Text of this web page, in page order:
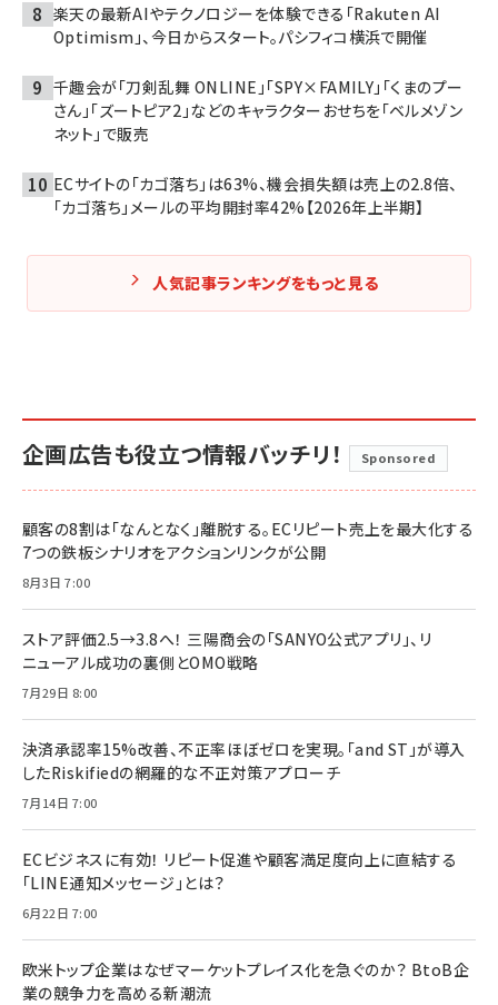
楽天の最新AIやテクノロジーを体験できる「Rakuten AI
Optimism」、今日からスタート。パシフィコ横浜で開催
千趣会が「刀剣乱舞 ONLINE」「SPY×FAMILY」「くまのプー
さん」「ズートピア2」などのキャラクターおせちを「ベルメゾン
ネット」で販売
ECサイトの「カゴ落ち」は63%、機会損失額は売上の2.8倍、
「カゴ落ち」メールの平均開封率42%【2026年上半期】
人気記事ランキングをもっと見る
企画広告も役立つ情報バッチリ！ Sponsored
顧客の8割は「なんとなく」離脱する。ECリピート売上を最大化する
7つの鉄板シナリオをアクションリンクが公開
8月3日 7:00
ストア評価2.5→3.8へ！ 三陽商会の「SANYO公式アプリ」、リ
ニューアル成功の裏側とOMO戦略
7月29日 8:00
決済承認率15%改善、不正率ほぼゼロを実現。「and ST」が導入
したRiskifiedの網羅的な不正対策アプローチ
7月14日 7:00
ECビジネスに有効！ リピート促進や顧客満足度向上に直結する
「LINE通知メッセージ」とは？
6月22日 7:00
欧米トップ企業はなぜマーケットプレイス化を急ぐのか？ BtoB企
業の競争力を高める新潮流